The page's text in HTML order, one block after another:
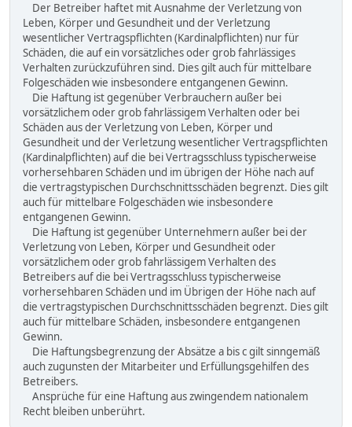
Der Betreiber haftet mit Ausnahme der Verletzung von
Leben, Körper und Gesundheit und der Verletzung
wesentlicher Vertragspflichten (Kardinalpflichten) nur für
Schäden, die auf ein vorsätzliches oder grob fahrlässiges
Verhalten zurückzuführen sind. Dies gilt auch für mittelbare
Folgeschäden wie insbesondere entgangenen Gewinn.
Die Haftung ist gegenüber Verbrauchern außer bei
vorsätzlichem oder grob fahrlässigem Verhalten oder bei
Schäden aus der Verletzung von Leben, Körper und
Gesundheit und der Verletzung wesentlicher Vertragspflichten
(Kardinalpflichten) auf die bei Vertragsschluss typischerweise
vorhersehbaren Schäden und im übrigen der Höhe nach auf
die vertragstypischen Durchschnittsschäden begrenzt. Dies gilt
auch für mittelbare Folgeschäden wie insbesondere
entgangenen Gewinn.
Die Haftung ist gegenüber Unternehmern außer bei der
Verletzung von Leben, Körper und Gesundheit oder
vorsätzlichem oder grob fahrlässigem Verhalten des
Betreibers auf die bei Vertragsschluss typischerweise
vorhersehbaren Schäden und im Übrigen der Höhe nach auf
die vertragstypischen Durchschnittsschäden begrenzt. Dies gilt
auch für mittelbare Schäden, insbesondere entgangenen
Gewinn.
Die Haftungsbegrenzung der Absätze a bis c gilt sinngemäß
auch zugunsten der Mitarbeiter und Erfüllungsgehilfen des
Betreibers.
Ansprüche für eine Haftung aus zwingendem nationalem
Recht bleiben unberührt.